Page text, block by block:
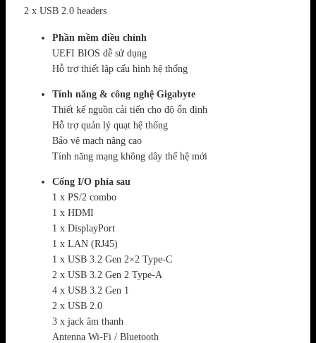
2 x USB 2.0 headers
Phần mềm điều chỉnh
UEFI BIOS dễ sử dụng
Hỗ trợ thiết lập cấu hình hệ thống
Tính năng & công nghệ Gigabyte
Thiết kế nguồn cải tiến cho độ ổn định
Hỗ trợ quản lý quạt hệ thống
Bảo vệ mạch nâng cao
Tính năng mạng không dây thế hệ mới
Cổng I/O phía sau
1 x PS/2 combo
1 x HDMI
1 x DisplayPort
1 x LAN (RJ45)
1 x USB 3.2 Gen 2×2 Type-C
2 x USB 3.2 Gen 2 Type-A
4 x USB 3.2 Gen 1
2 x USB 2.0
3 x jack âm thanh
Antenna Wi-Fi / Bluetooth